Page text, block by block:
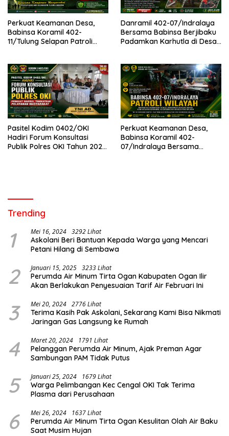
Perkuat Keamanan Desa,
Babinsa Koramil 402-
11/Tulung Selapan Patroli
Danramil 402-07/Indralaya
Bersama Babinsa Berjibaku
Padamkan Karhutla di Desa
Pasitel Kodim 0402/OKI
Hadiri Forum Konsultasi
Publik Polres OKI Tahun 2026,
Perkuat Keamanan Desa,
Babinsa Koramil 402-
07/Indralaya Bersama
Trending
1 Mei 16, 2024 3292 Lihat
Askolani Beri Bantuan Kepada Warga yang Mencari
Petani Hilang di Sembawa
2 Januari 15, 2025 3233 Lihat
Perumda Air Minum Tirta Ogan Kabupaten Ogan Ilir
Akan Berlakukan Penyesuaian Tarif Air Februari Ini
3 Mei 20, 2024 2776 Lihat
Terima Kasih Pak Askolani, Sekarang Kami Bisa Nikmati
Jaringan Gas Langsung ke Rumah
4 Maret 20, 2024 1791 Lihat
Pelanggan Perumda Air Minum, Ajak Preman Agar
Sambungan PAM Tidak Putus
5 Januari 25, 2024 1679 Lihat
Warga Pelimbangan Kec Cengal OKI Tak Terima
Plasma dari Perusahaan
6 Mei 26, 2024 1637 Lihat
Perumda Air Minum Tirta Ogan Kesulitan Olah Air Baku
Saat Musim Hujan